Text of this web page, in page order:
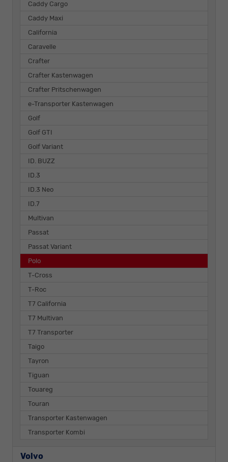
Caddy Cargo
Caddy Maxi
California
Caravelle
Crafter
Crafter Kastenwagen
Crafter Pritschenwagen
e-Transporter Kastenwagen
Golf
Golf GTI
Golf Variant
ID. BUZZ
ID.3
ID.3 Neo
ID.7
Multivan
Passat
Passat Variant
Polo
T-Cross
T-Roc
T7 California
T7 Multivan
T7 Transporter
Taigo
Tayron
Tiguan
Touareg
Touran
Transporter Kastenwagen
Transporter Kombi
Volvo